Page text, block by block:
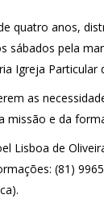
quatro anos,
sábados pela
Igreja Particular
as
missão e da
Lisboa de
(81)